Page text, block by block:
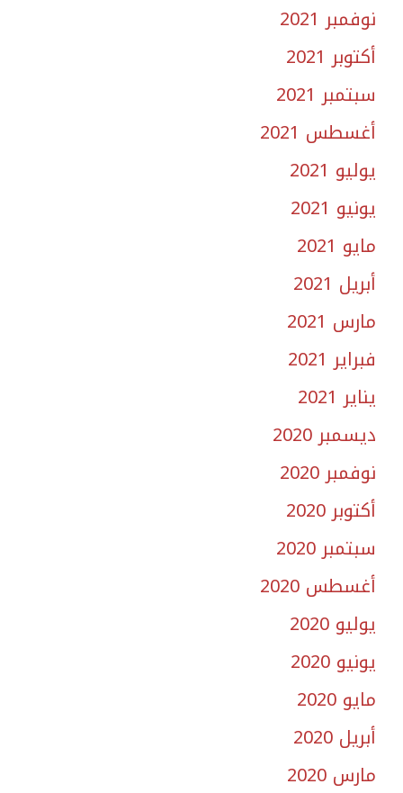
نوفمبر 2021
أكتوبر 2021
سبتمبر 2021
أغسطس 2021
يوليو 2021
يونيو 2021
مايو 2021
أبريل 2021
مارس 2021
فبراير 2021
يناير 2021
ديسمبر 2020
نوفمبر 2020
أكتوبر 2020
سبتمبر 2020
أغسطس 2020
يوليو 2020
يونيو 2020
مايو 2020
أبريل 2020
مارس 2020